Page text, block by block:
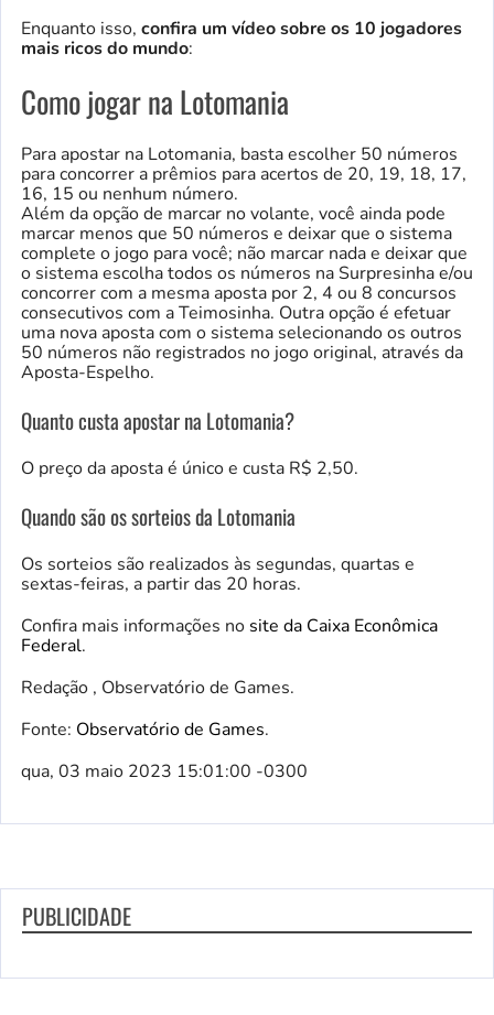
Enquanto isso, confira um vídeo sobre os 10 jogadores
mais ricos do mundo:
Como jogar na Lotomania
Para apostar na Lotomania, basta escolher 50 números
para concorrer a prêmios para acertos de 20, 19, 18, 17,
16, 15 ou nenhum número.
Além da opção de marcar no volante, você ainda pode
marcar menos que 50 números e deixar que o sistema
complete o jogo para você; não marcar nada e deixar que
o sistema escolha todos os números na Surpresinha e/ou
concorrer com a mesma aposta por 2, 4 ou 8 concursos
consecutivos com a Teimosinha. Outra opção é efetuar
uma nova aposta com o sistema selecionando os outros
50 números não registrados no jogo original, através da
Aposta-Espelho.
Quanto custa apostar na Lotomania?
O preço da aposta é único e custa R$ 2,50.
Quando são os sorteios da Lotomania
Os sorteios são realizados às segundas, quartas e
sextas-feiras, a partir das 20 horas.
Confira mais informações no site da Caixa Econômica
Federal.
Redação , Observatório de Games.
Fonte: Observatório de Games.
qua, 03 maio 2023 15:01:00 -0300
PUBLICIDADE